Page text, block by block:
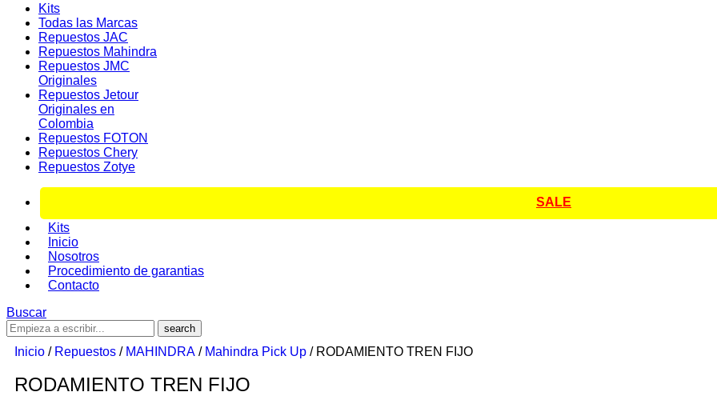
Kits
Todas las Marcas
Repuestos JAC
Repuestos Mahindra
Repuestos JMC
Originales
Repuestos Jetour
Originales en
Colombia
Repuestos FOTON
Repuestos Chery
Repuestos Zotye
SALE
Kits
Inicio
Nosotros
Procedimiento de garantias
Contacto
Buscar
Inicio / Repuestos / MAHINDRA / Mahindra Pick Up / RODAMIENTO TREN FIJO
RODAMIENTO TREN FIJO